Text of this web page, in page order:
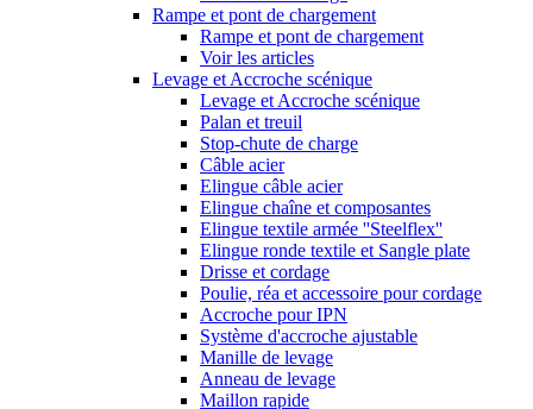
Rampe et pont de chargement
Rampe et pont de chargement
Voir les articles
Levage et Accroche scénique
Levage et Accroche scénique
Palan et treuil
Stop-chute de charge
Câble acier
Elingue câble acier
Elingue chaîne et composantes
Elingue textile armée ''Steelflex''
Elingue ronde textile et Sangle plate
Drisse et cordage
Poulie, réa et accessoire pour cordage
Accroche pour IPN
Système d'accroche ajustable
Manille de levage
Anneau de levage
Maillon rapide